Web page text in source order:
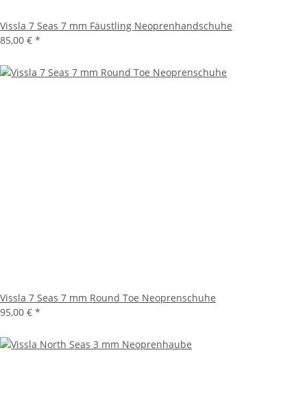
Vissla 7 Seas 7 mm Fäustling Neoprenhandschuhe
85,00 € *
Vissla 7 Seas 7 mm Round Toe Neoprenschuhe
95,00 € *